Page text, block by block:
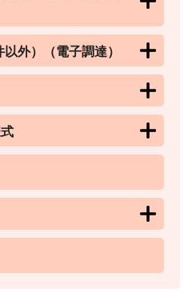
外）（電子調達）